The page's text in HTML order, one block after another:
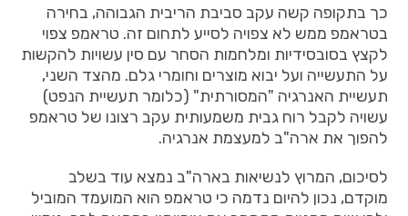
כך בתקופה קשה עקב סביבת הריבית הגבוהה, בחירה
בטראמפ ממש לא צפויה לסייע לתחום זה. טראמפ צפוי
לקצץ בסובסידיות ומלחמות הסחר עם סין עשויות להקשות
על התעשייה ועל יבוא מוצרים וחומרי גלם. מהצד השני,
תעשיית האנרגיה "המסורתית" (כלומר תעשיית הנפט)
עשויה לקבל רוח גבית משמעותית עקב רצונו של טראמפ
להפוך את ארה"ב למעצמת אנרגיה.
לסיכום, המרוץ לנשיאות בארה"ב נמצא עוד בשלב
מוקדם, נכון להיום נדמה כי טראמפ הוא המועמד המוביל